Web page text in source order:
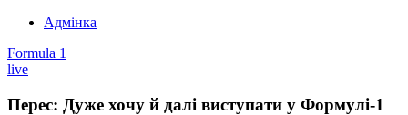
Адмінка
Formula 1
live
Перес: Дуже хочу й далі виступати у Формулі-1